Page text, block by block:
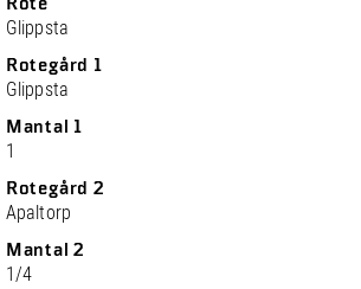
Glippsta
Rotegård 1
Glippsta
Mantal 1
1
Rotegård 2
Apaltorp
Mantal 2
1/4